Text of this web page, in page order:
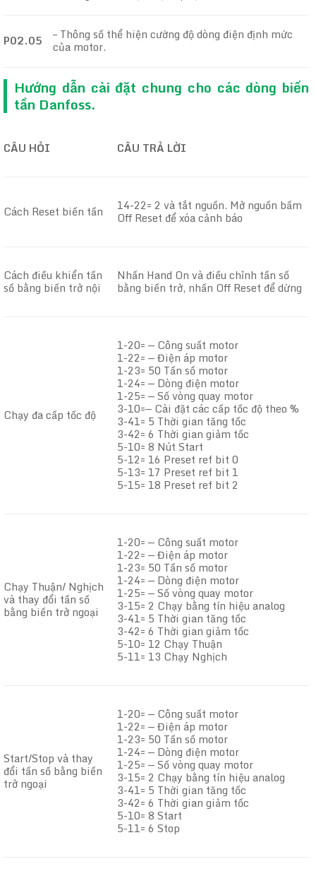
P02.05 – Thông số thể hiện cường độ dòng điện định mức
của motor.
Hướng dẫn cài đặt chung cho các dòng biến
tần Danfoss.
CÂU HỎI CÂU TRẢ LỜI
Cách Reset biến tần 14-22= 2 và tắt nguồn. Mở nguồn bấm
Off Reset để xóa cảnh báo
Cách điều khiển tần
số bằng biến trở nội
Nhấn Hand On và điều chỉnh tần số
bằng biến trở, nhấn Off Reset để dừng
Chạy đa cấp tốc độ
1-20= — Công suất motor
1-22= — Điện áp motor
1-23= 50 Tần số motor
1-24= — Dòng điện motor
1-25= — Số vòng quay motor
3-10=— Cài đặt các cấp tốc độ theo %
3-41= 5 Thời gian tăng tốc
3-42= 6 Thời gian giảm tốc
5-10= 8 Nút Start
5-12= 16 Preset ref bit 0
5-13= 17 Preset ref bit 1
5-15= 18 Preset ref bit 2
Chạy Thuận/ Nghịch
và thay đổi tần số
bằng biến trở ngoại
1-20= — Công suất motor
1-22= — Điện áp motor
1-23= 50 Tần số motor
1-24= — Dòng điện motor
1-25= — Số vòng quay motor
3-15= 2 Chạy bằng tín hiệu analog
3-41= 5 Thời gian tăng tốc
3-42= 6 Thời gian giảm tốc
5-10= 12 Chạy Thuận
5-11= 13 Chạy Nghịch
Start/Stop và thay
đổi tần số bằng biến
trở ngoại
1-20= — Công suất motor
1-22= — Điện áp motor
1-23= 50 Tần số motor
1-24= — Dòng điện motor
1-25= — Số vòng quay motor
3-15= 2 Chạy bằng tín hiệu analog
3-41= 5 Thời gian tăng tốc
3-42= 6 Thời gian giảm tốc
5-10= 8 Start
5-11= 6 Stop